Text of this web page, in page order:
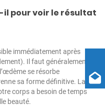
il pour voir le résultat
immédiatement après
Il faut généralement
se résorbe
sa forme définitive. La
corps a besoin de temps
beauté.